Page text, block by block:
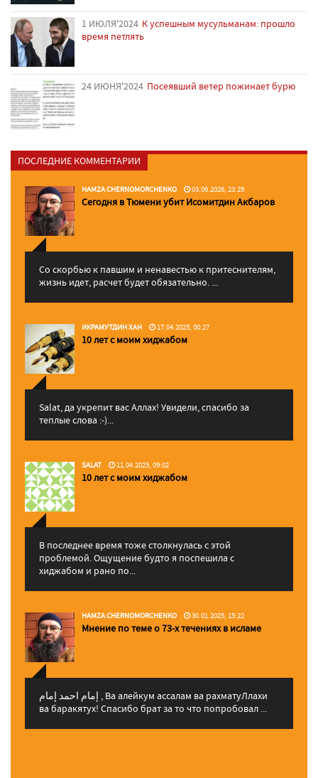
1 ИЮЛЯ'2024 К успешным мусульманам: прошло
время петлять
24 ИЮНЯ'2024 Посеявший ветер пожинает бурю
ПОСЛЕДНИЕ КОММЕНТАРИИ
HAMZA CHERNOMORCHENKO 03.06.2026, 23:29
Сегодня в Тюмени убит Исомитдин Акбаров
Со скорбью к павшим и ненавестью к притеснителям,
жизнь идет, расчет будет обязательно. ...
ИКРАМУТДИН ХАН 17.04.2025, 00:27
10 лет с моим хиджабом
Salat, да укрепит вас Аллаx! Увидели, спасибо за
теплые слова :-)...
SALAT 11.04.2025, 09:02
10 лет с моим хиджабом
В последнее время тоже столкнулась с этой
проблемой. Ощущение будто я поспешила с
хиджабом и рано по...
HAMZA CHERNOMORCHENKO 30.01.2025, 15:22
Мнение по теме о 73-х течениях в исламе
إمام احمد إمام , Ва алейкум ассалам ва рахматуЛлахи
ва баракятух! Спасибо брат за то что попробовал ...